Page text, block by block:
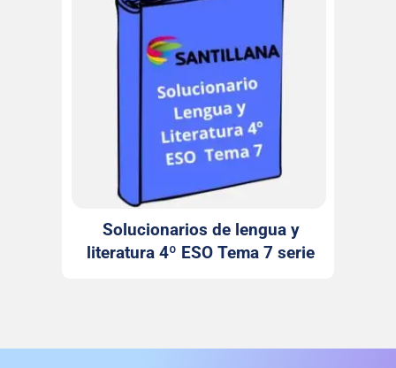
Solucionarios de lengua y
literatura 4º ESO Tema 7 serie